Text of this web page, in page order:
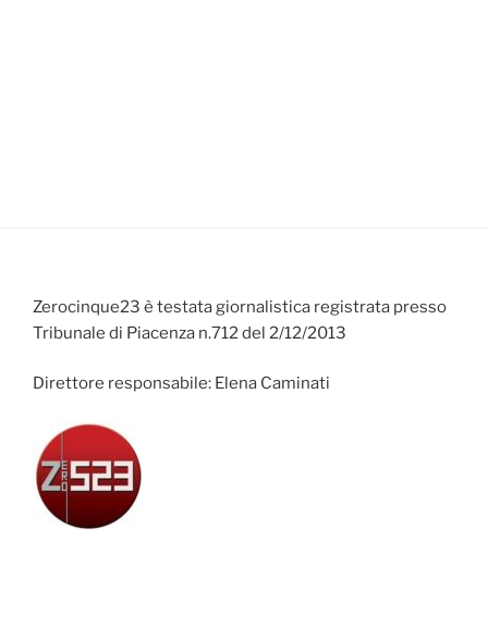
Zerocinque23 è testata giornalistica registrata presso
Tribunale di Piacenza n.712 del 2/12/2013
Direttore responsabile: Elena Caminati